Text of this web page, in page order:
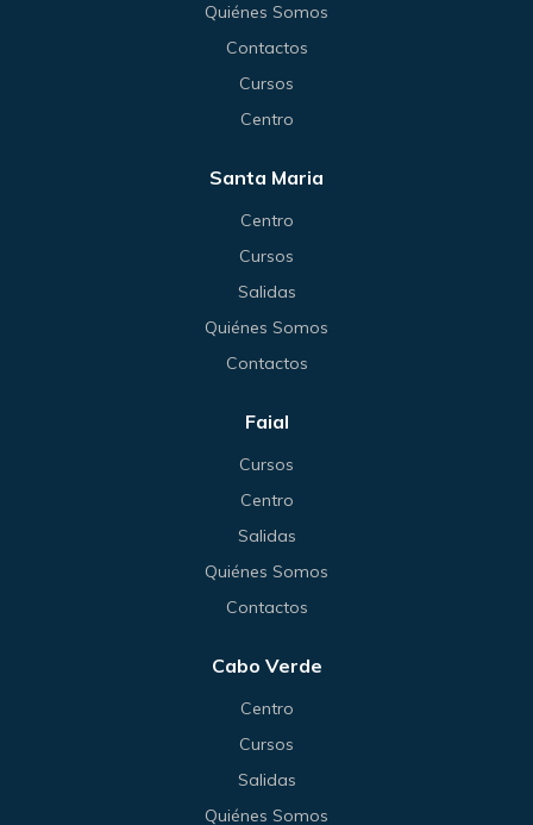
Quiénes Somos
Contactos
Cursos
Centro
Santa Maria
Centro
Cursos
Salidas
Quiénes Somos
Contactos
Faial
Cursos
Centro
Salidas
Quiénes Somos
Contactos
Cabo Verde
Centro
Cursos
Salidas
Quiénes Somos